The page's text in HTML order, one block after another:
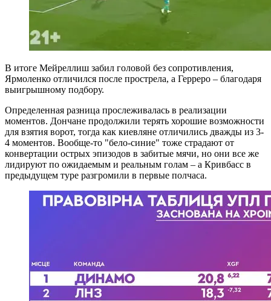
В итоге Мейреллиш забил головой без сопротивления,
Ярмоленко отличился после прострела, а Герреро – благодаря
выигрышному подбору.
Определенная разница прослеживалась в реализации
моментов. Дончане продолжили терять хорошие возможности
для взятия ворот, тогда как киевляне отличились дважды из 3-
4 моментов. Вообще-то "бело-синие" тоже страдают от
конвертации острых эпизодов в забитые мячи, но они все же
лидируют по ожидаемым и реальным голам – а Кривбасс в
предыдущем туре разгромили в первые полчаса.